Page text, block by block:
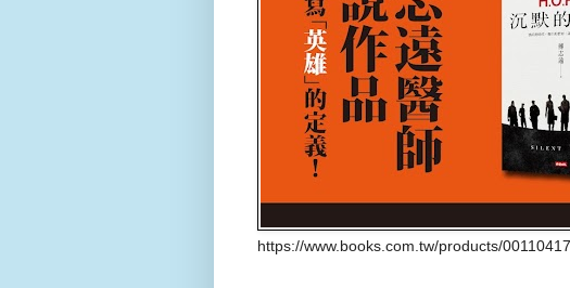
https://www.books.com.tw/products/